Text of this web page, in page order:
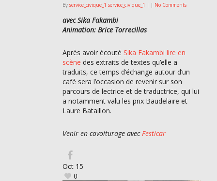
By service_civique_1 service_civique_1 | | No Comments
avec Sika Fakambi
Animation: Brice Torrecillas
Après avoir écouté Sika Fakambi lire en
scène des extraits de textes qu’elle a
traduits, ce temps d’échange autour d’un
café sera l’occasion de revenir sur son
parcours de lectrice et de traductrice, qui lui
a notamment valu les prix Baudelaire et
Laure Bataillon.
Venir en covoiturage avec Festicar
Oct 15
0